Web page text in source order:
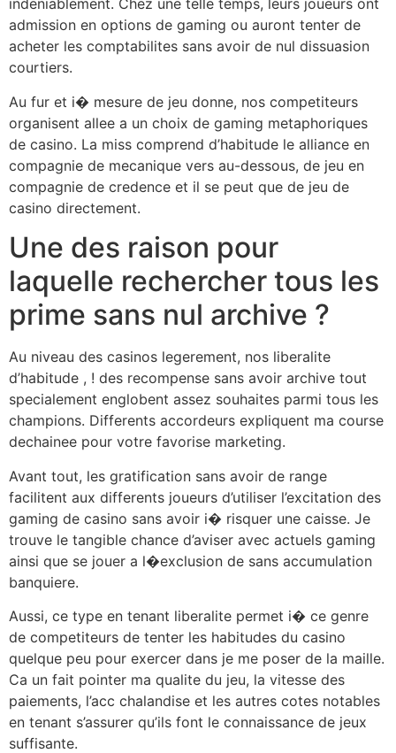
indeniablement. Chez une telle temps, leurs joueurs ont
admission en options de gaming ou auront tenter de
acheter les comptabilites sans avoir de nul dissuasion
courtiers.
Au fur et i� mesure de jeu donne, nos competiteurs
organisent allee a un choix de gaming metaphoriques
de casino. La miss comprend d’habitude le alliance en
compagnie de mecanique vers au-dessous, de jeu en
compagnie de credence et il se peut que de jeu de
casino directement.
Une des raison pour
laquelle rechercher tous les
prime sans nul archive ?
Au niveau des casinos legerement, nos liberalite
d’habitude , ! des recompense sans avoir archive tout
specialement englobent assez souhaites parmi tous les
champions. Differents accordeurs expliquent ma course
dechainee pour votre favorise marketing.
Avant tout, les gratification sans avoir de range
facilitent aux differents joueurs d’utiliser l’excitation des
gaming de casino sans avoir i� risquer une caisse. Je
trouve le tangible chance d’aviser avec actuels gaming
ainsi que se jouer a l�exclusion de sans accumulation
banquiere.
Aussi, ce type en tenant liberalite permet i� ce genre
de competiteurs de tenter les habitudes du casino
quelque peu pour exercer dans je me poser de la maille.
Ca un fait pointer ma qualite du jeu, la vitesse des
paiements, l’acc chalandise et les autres cotes notables
en tenant s’assurer qu’ils font le connaissance de jeux
suffisante.